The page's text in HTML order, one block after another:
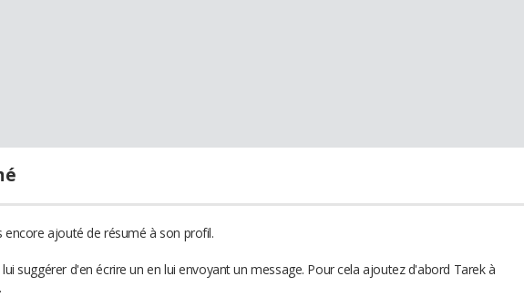
encore ajouté de résumé à son profil.
suggérer d'en écrire un en lui envoyant un message. Pour cela ajoutez d'abord Tarek à